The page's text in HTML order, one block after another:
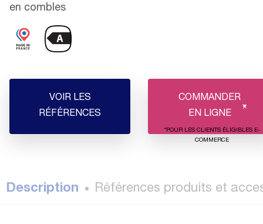
en combles
VOIR LES
RÉFÉRENCES
COMMANDER
EN LIGNE
*POUR LES CLIENTS ÉLIGIBLES E-
COMMERCE
Description Références produits et